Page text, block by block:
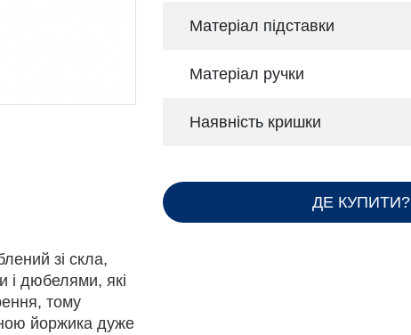
зі скла,
і дюбелями, які
тому
йоржика дуже
Матеріал підставки
Матеріал ручки
Наявність кришки
ДЕ КУПИТИ?